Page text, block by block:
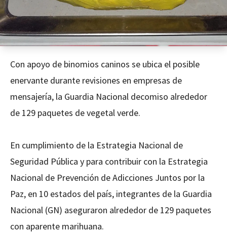
Con apoyo de binomios caninos se ubica el posible
enervante durante revisiones en empresas de
mensajería, la Guardia Nacional decomiso alrededor
de 129 paquetes de vegetal verde.
En cumplimiento de la Estrategia Nacional de
Seguridad Pública y para contribuir con la Estrategia
Nacional de Prevención de Adicciones Juntos por la
Paz, en 10 estados del país, integrantes de la Guardia
Nacional (GN) aseguraron alrededor de 129 paquetes
con aparente marihuana.